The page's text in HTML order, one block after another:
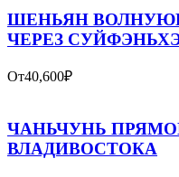
ШЕНЬЯН
ЧЕРЕЗ СУЙФЭНЬХЭ
От40,600₽
ЧАНЬЧУНЬ
ВЛАДИВОСТОКА